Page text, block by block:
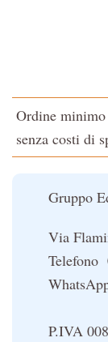
La Cabala
Il potere del
Ordine
senza costi di
Gruppo
Via
Telefono
P.IVA